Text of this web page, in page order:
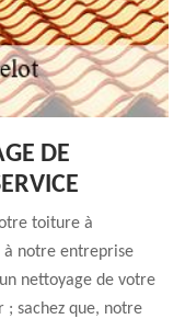
DE
toiture à
à notre entreprise
nettoyage de votre
; sachez que, notre